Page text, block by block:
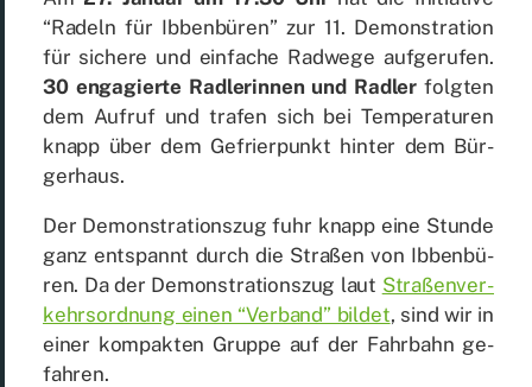
“Ra­deln für Ib­ben­bü­ren” zur 11. De­mons­tra­ti­on
für si­che­re und ein­fa­che Rad­we­ge auf­ge­ru­fen.
30 en­ga­gier­te Rad­le­rin­nen und Rad­ler folg­ten
dem Auf­ruf und tra­fen sich bei Tem­pe­ra­tu­ren
knapp über dem Ge­frier­punkt hin­ter dem Bür­
ger­haus.
Der De­mons­tra­ti­ons­zug fuhr knapp eine Stun­de
ganz ent­spannt durch die Stra­ßen von Ib­ben­bü­
ren. Da der De­mons­tra­ti­ons­zug laut Stra­ßen­ver­
kehrs­ord­nung ei­nen “Ver­band” bil­det, sind wir in
ei­ner kom­pak­ten Grup­pe auf der Fahr­bahn ge­
fah­ren.